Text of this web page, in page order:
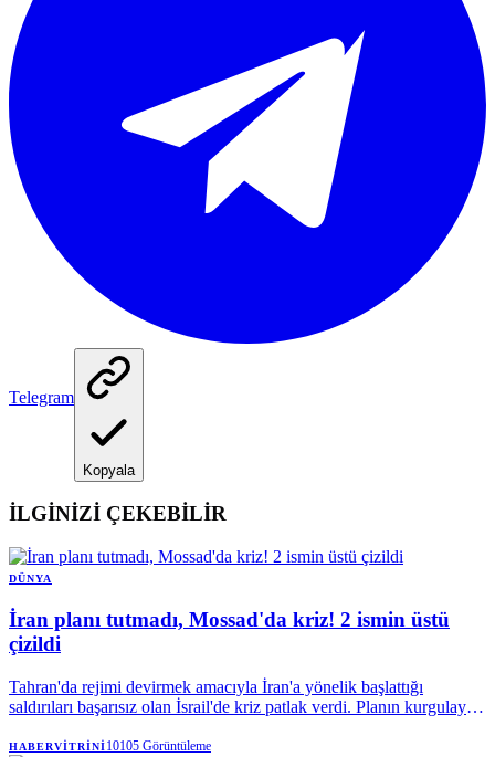
Telegram
Kopyala
İLGİNİZİ ÇEKEBİLİR
DÜNYA
İran planı tutmadı, Mossad'da kriz! 2 ismin üstü
çizildi
Tahran'da rejimi devirmek amacıyla İran'a yönelik başlattığı
saldırıları başarısız olan İsrail'de kriz patlak verdi. Planın kurgulayan
HABERVITRINI10105 Görüntüleme